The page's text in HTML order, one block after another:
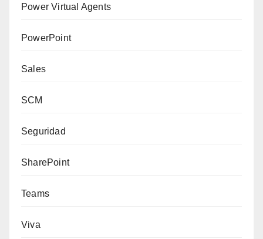
Power Virtual Agents
PowerPoint
Sales
SCM
Seguridad
SharePoint
Teams
Viva